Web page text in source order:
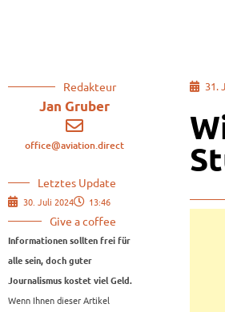
Redakteur
Jan Gruber
office@aviation.direct
Letztes Update
30. Juli 2024 13:46
Give a coffee
Informationen sollten frei für
alle sein, doch guter
Journalismus kostet viel Geld.
Wenn Ihnen dieser Artikel
31.